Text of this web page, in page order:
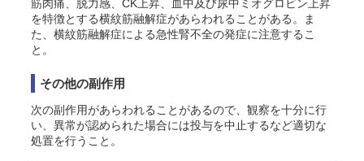
筋肉痛、脱力感、CK上昇、血中及び尿中ミオグロビン上昇
を特徴とする横紋筋融解症があらわれることがある。ま
た、横紋筋融解症による急性腎不全の発症に注意するこ
と。
その他の副作用
次の副作用があらわれることがあるので、観察を十分に行
い、異常が認められた場合には投与を中止するなど適切な
処置を行うこと。